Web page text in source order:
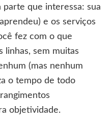
que interessa: sua
e os serviços
fez com o que
linhas, sem muitas
(mas nenhum
o tempo de todo
objetividade.